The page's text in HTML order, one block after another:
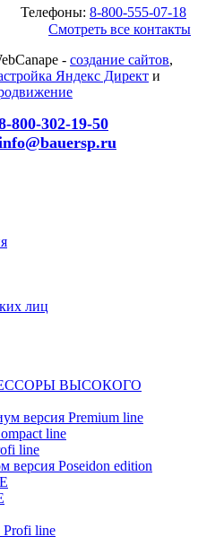
Телефоны: 8-800-555-07-18
Смотреть все контакты
- создание сайтов,
Яндекс Директ и
800-302-19-50
лиц
ВЫСОКОГО
версия Premium line
line
line
версия Poseidon edition
Profi line